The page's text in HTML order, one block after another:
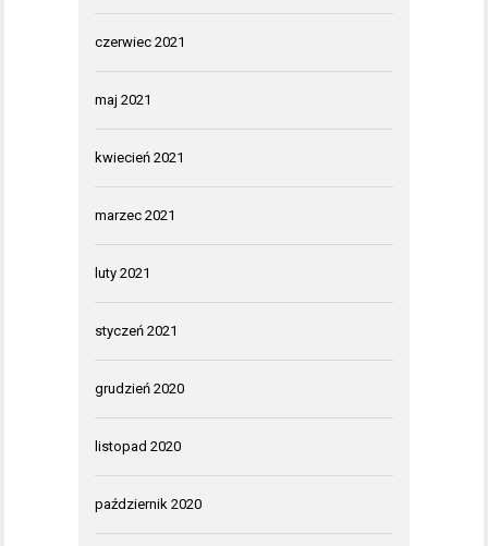
czerwiec 2021
maj 2021
kwiecień 2021
marzec 2021
luty 2021
styczeń 2021
grudzień 2020
listopad 2020
październik 2020